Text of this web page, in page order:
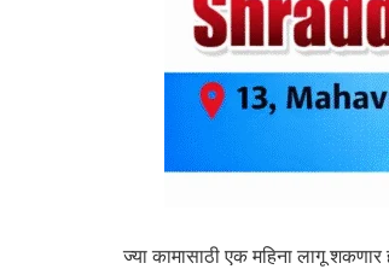
ज्या कामासाठी एक महिना लागू